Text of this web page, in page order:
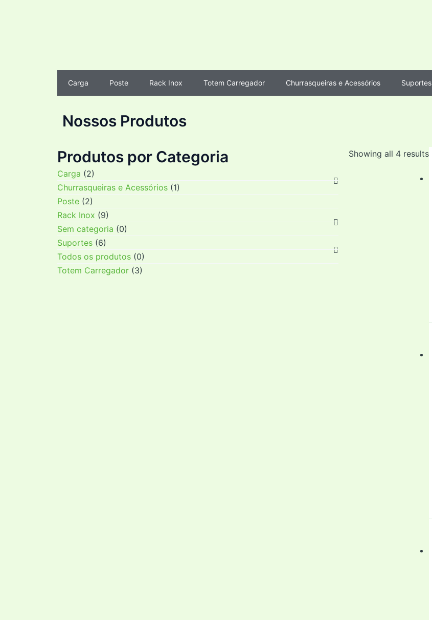
Carga Poste Rack Inox Totem Carregador Churrasqueiras e Acessórios Suportes
Nossos Produtos
Produtos por Categoria
Carga (2)
Churrasqueiras e Acessórios (1)
Poste (2)
Rack Inox (9)
Sem categoria (0)
Suportes (6)
Todos os produtos (0)
Totem Carregador (3)
Showing all 4 results